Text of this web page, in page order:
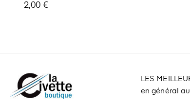
2,00 €
LES
en général